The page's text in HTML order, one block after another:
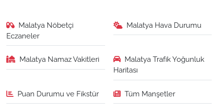
Malatya Nöbetçi
Eczaneler
Malatya Hava Durumu
Malatya Namaz Vakitleri
Malatya Trafik Yoğunluk
Haritası
Puan Durumu ve Fikstür Tüm Manşetler